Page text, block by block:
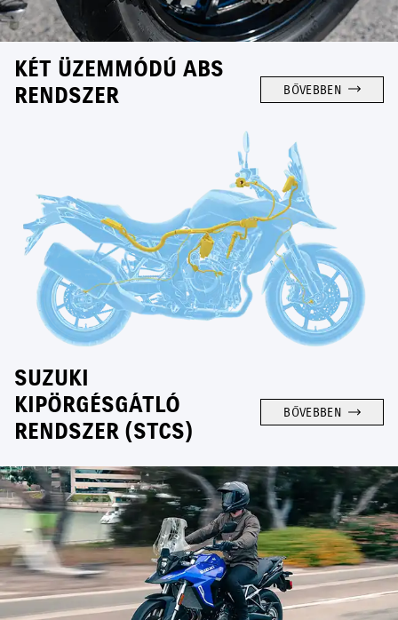
KÉT ÜZEMMÓDÚ ABS
RENDSZER
BŐVEBBEN
SUZUKI
KIPÖRGÉSGÁTLÓ
RENDSZER (STCS)
BŐVEBBEN